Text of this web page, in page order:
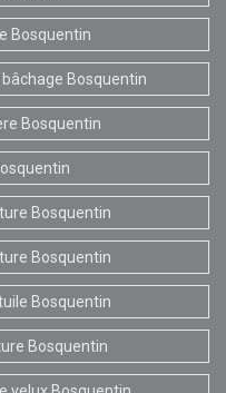
Bosquentin
Bosquentin
Bosquentin
Bosquentin
Bosquentin
Bosquentin
Bosquentin